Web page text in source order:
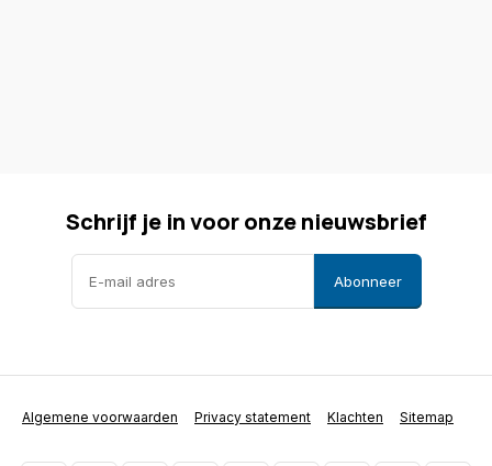
Schrijf je in voor onze nieuwsbrief
Abonneer
Algemene voorwaarden Privacy statement Klachten Sitemap